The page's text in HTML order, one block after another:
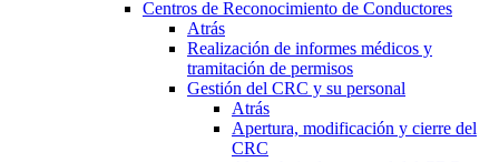
Centros de Reconocimiento de Conductores
Atrás
Realización de informes médicos y
tramitación de permisos
Gestión del CRC y su personal
Atrás
Apertura, modificación y cierre del
CRC